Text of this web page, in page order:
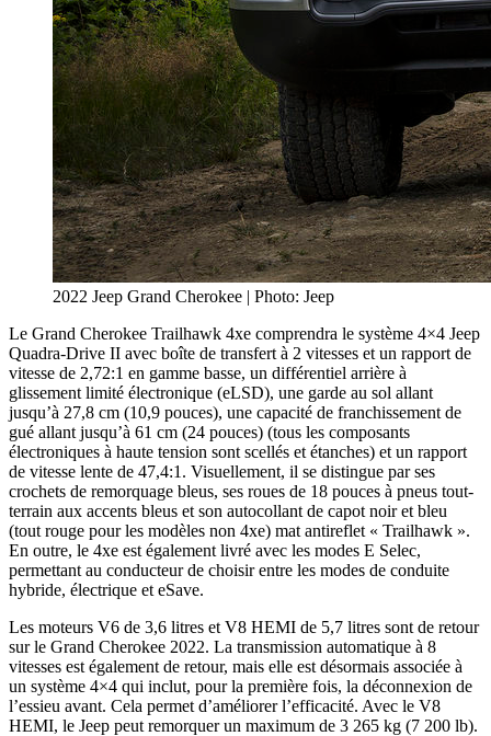
2022 Jeep Grand Cherokee | Photo: Jeep
Le Grand Cherokee Trailhawk 4xe comprendra le système 4×4 Jeep
Quadra-Drive II avec boîte de transfert à 2 vitesses et un rapport de
vitesse de 2,72:1 en gamme basse, un différentiel arrière à
glissement limité électronique (eLSD), une garde au sol allant
jusqu’à 27,8 cm (10,9 pouces), une capacité de franchissement de
gué allant jusqu’à 61 cm (24 pouces) (tous les composants
électroniques à haute tension sont scellés et étanches) et un rapport
de vitesse lente de 47,4:1. Visuellement, il se distingue par ses
crochets de remorquage bleus, ses roues de 18 pouces à pneus tout-
terrain aux accents bleus et son autocollant de capot noir et bleu
(tout rouge pour les modèles non 4xe) mat antireflet « Trailhawk ».
En outre, le 4xe est également livré avec les modes E Selec,
permettant au conducteur de choisir entre les modes de conduite
hybride, électrique et eSave.
Les moteurs V6 de 3,6 litres et V8 HEMI de 5,7 litres sont de retour
sur le Grand Cherokee 2022. La transmission automatique à 8
vitesses est également de retour, mais elle est désormais associée à
un système 4×4 qui inclut, pour la première fois, la déconnexion de
l’essieu avant. Cela permet d’améliorer l’efficacité. Avec le V8
HEMI, le Jeep peut remorquer un maximum de 3 265 kg (7 200 lb).